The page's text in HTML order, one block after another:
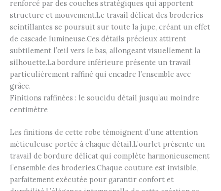
renforcé par des couches stratégiques qui apportent
structure et mouvement.Le travail délicat des broderies
scintillantes se poursuit sur toute la jupe, créant un effet
de cascade lumineuse.Ces détails précieux attirent
subtilement l’œil vers le bas, allongeant visuellement la
silhouette.La bordure inférieure présente un travail
particulièrement raffiné qui encadre l’ensemble avec
grâce.
Finitions raffinées : le soucidu détail jusqu’au moindre
centimètre
Les finitions de cette robe témoignent d’une attention
méticuleuse portée à chaque détail.L’ourlet présente un
travail de bordure délicat qui complète harmonieusement
l’ensemble des broderies.Chaque couture est invisible,
parfaitement exécutée pour garantir confort et